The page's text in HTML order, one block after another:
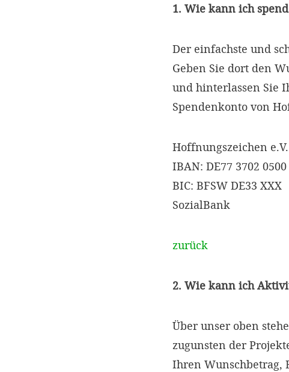
1. Wie kann ich
Der einfachste und
Geben Sie dort den
und hinterlassen Sie
Spendenkonto von
Hoffnungszeichen e.V.
IBAN: DE77 3702
BIC: BFSW DE33 XXX
SozialBank
zurück
2. Wie kann ich
Über unser oben
zugunsten der
Ihren Wunschbetrag,